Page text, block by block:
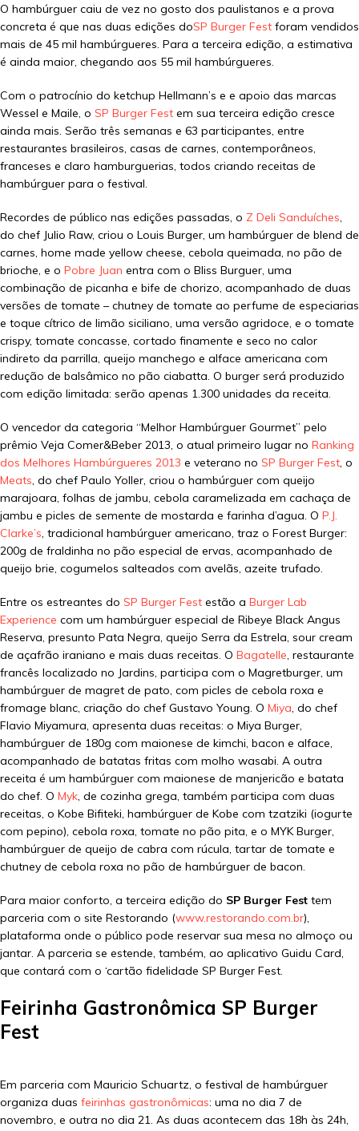
O hambúrguer caiu de vez no gosto dos paulistanos e a prova
concreta é que nas duas edições doSP Burger Fest foram vendidos
mais de 45 mil hambúrgueres. Para a terceira edição, a estimativa
é ainda maior, chegando aos 55 mil hambúrgueres.
Com o patrocínio do ketchup Hellmann’s e e apoio das marcas
Wessel e Maile, o SP Burger Fest em sua terceira edição cresce
ainda mais. Serão três semanas e 63 participantes, entre
restaurantes brasileiros, casas de carnes, contemporâneos,
franceses e claro hamburguerias, todos criando receitas de
hambúrguer para o festival.
Recordes de público nas edições passadas, o Z Deli Sanduíches
do chef Julio Raw, criou o Louis Burger, um hambúrguer de blend de
carnes, home made yellow cheese, cebola queimada, no pão de
brioche, e o Pobre Juan entra com o Bliss Burguer, uma
combinação de picanha e bife de chorizo, acompanhado de duas
versões de tomate – chutney de tomate ao perfume de especiarias
e toque cítrico de limão siciliano, uma versão agridoce, e o tomate
crispy, tomate concasse, cortado finamente e seco no calor
indireto da parrilla, queijo manchego e alface americana com
redução de balsâmico no pão ciabatta. O burger será produzido
com edição limitada: serão apenas 1.300 unidades da receita.
O vencedor da categoria “Melhor Hambúrguer Gourmet” pelo
prêmio Veja Comer&Beber 2013, o atual primeiro lugar no Ranking
dos Melhores Hambúrgueres 2013 e veterano no SP Burger Fest , o
Meats , do chef Paulo Yoller, criou o hambúrguer com queijo
marajoara, folhas de jambu, cebola caramelizada em cachaça de
jambu e picles de semente de mostarda e farinha d’agua. O P.J.
Clarke’s , tradicional hambúrguer americano, traz o Forest Burger:
200g de fraldinha no pão especial de ervas, acompanhado de
queijo brie, cogumelos salteados com avelãs, azeite trufado.
Entre os estreantes do SP Burger Fest estão a Burger Lab
Experience com um hambúrguer especial de Ribeye Black Angus
Reserva, presunto Pata Negra, queijo Serra da Estrela, sour cream
de açafrão iraniano e mais duas receitas. O Bagatelle , restaurante
francês localizado no Jardins, participa com o Magretburger, um
hambúrguer de magret de pato, com picles de cebola roxa e
fromage blanc, criação do chef Gustavo Young. O Miya , do chef
Flavio Miyamura, apresenta duas receitas: o Miya Burger,
hambúrguer de 180g com maionese de kimchi, bacon e alface,
acompanhado de batatas fritas com molho wasabi. A outra
receita é um hambúrguer com maionese de manjericão e batata
do chef. O Myk , de cozinha grega, também participa com duas
receitas, o Kobe Bifiteki, hambúrguer de Kobe com tzatziki (iogurte
com pepino), cebola roxa, tomate no pão pita, e o MYK Burger,
hambúrguer de queijo de cabra com rúcula, tartar de tomate e
chutney de cebola roxa no pão de hambúrguer de bacon.
Para maior conforto, a terceira edição do SP Burger Fest tem
parceria com o site Restorando (www.restorando.com.br),
plataforma onde o público pode reservar sua mesa no almoço ou
jantar. A parceria se estende, também, ao aplicativo Guidu Card,
que contará com o ‘cartão fidelidade SP Burger Fest.
Feirinha Gastronômica SP Burger
Fest
Em parceria com Mauricio Schuartz, o festival de hambúrguer
organiza duas feirinhas gastronômicas: uma no dia 7 de
novembro, e outra no dia 21. As duas acontecem das 18h às 24h,